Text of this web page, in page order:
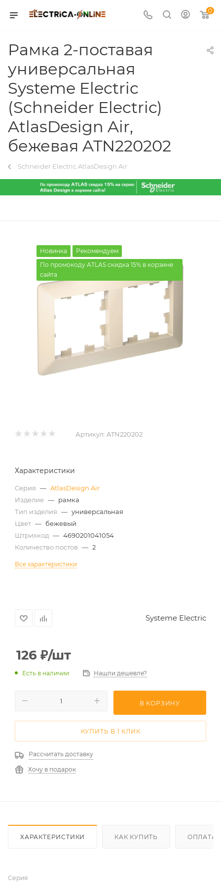
0
Рамка 2-поставая
универсальная
Systeme Electric
(Schneider Electric)
AtlasDesign Air,
бежевая ATN220202
Schneider Electric AtlasDesign Air
Новинка
Рекомендуем
По промокоду ATLAS скидка 15% в корзине
сайта
Артикул: ATN220202
Характеристики
Серия — AtlasDesign Air
Изделие — рамка
Тип изделия — универсальная
Цвет — бежевый
Штрихкод — 4690201041054
Количество постов — 2
Все характеристики
Systeme Electric
126 ₽/шт
Есть в наличии Нашли дешевле?
В КОРЗИНУ
КУПИТЬ В 1 КЛИК
Рассчитать доставку
Хочу в подарок
ХАРАКТЕРИСТИКИ КАК КУПИТЬ ОПЛАТА
Серия